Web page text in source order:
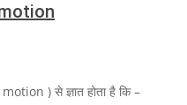
) से ज्ञात होता है कि –